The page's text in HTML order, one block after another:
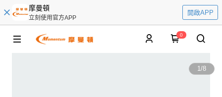
摩曼頓
立刻使用官方APP
開啟APP
0
1/8